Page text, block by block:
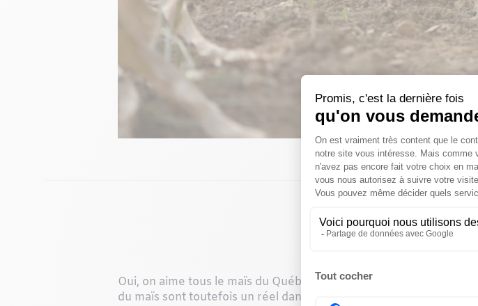
Oui, on aime tous le maïs du Québec! C’est rapide à servir, toute
du maïs sont toutefois un réel danger pour les chiens ?